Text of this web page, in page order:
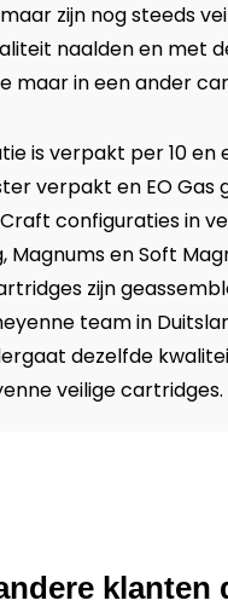
zijn nog steeds
naalden en met
maar in een ander
is verpakt per 10 en
verpakt en EO Gas
configuraties in
Magnums en Soft
zijn
team in
dezelfde
veilige cartridges.